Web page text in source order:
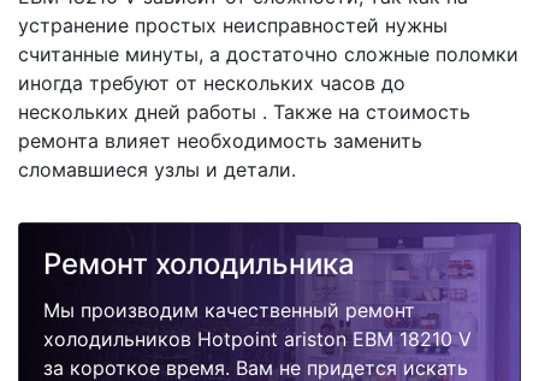
устранение простых неисправностей нужны
считанные минуты, а достаточно сложные поломки
иногда требуют от нескольких часов до
нескольких дней работы . Также на стоимость
ремонта влияет необходимость заменить
сломавшиеся узлы и детали.
Ремонт холодильника
Мы производим качественный ремонт
холодильников Hotpoint ariston EBM 18210 V
за короткое время. Вам не придется искать